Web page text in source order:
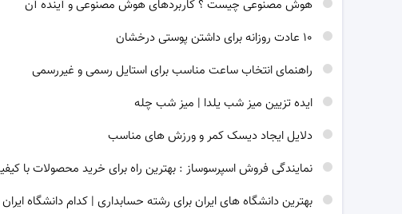
هوش مصنوعی چیست ؟ کاربردهای هوش مصنوعی و آینده آن
راهنمای انتخاب ساعت مناسب برای استایل رسمی و غیررسمی
ایده تزیین میز شب یلدا | میز شب چله
دلایل ایجاد دیسک کمر و ورزش های مناسب
نمایندگی فروش اسپرسوساز : بهترین راه برای خرید محصولات با
بهترین دانشگاه های ایران برای رشته حسابداری | کدام دانشگاه